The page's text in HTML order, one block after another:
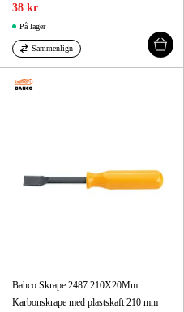
38 kr
På lager
Sammenlign
Bahco Skrape 2487 210X20Mm
Karbonskrape med plastskaft 210 mm